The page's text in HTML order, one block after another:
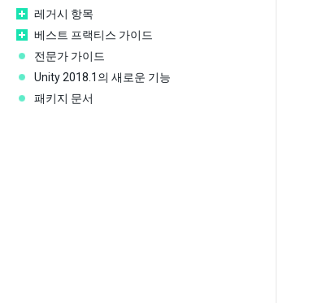
레거시 항목
베스트 프랙티스 가이드
전문가 가이드
Unity 2018.1의 새로운 기능
패키지 문서